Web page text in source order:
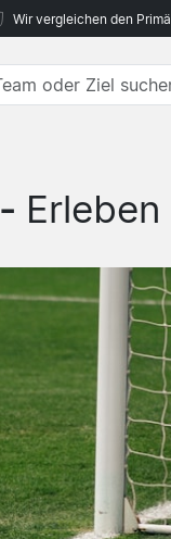
Wir vergleichen den